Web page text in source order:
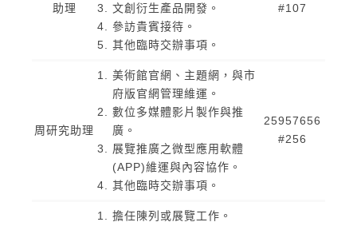
助理
文創衍生產品開發。
參訪貴賓接待。
其他臨時交辦事項。
#107
周研究助理
美術館官網、主題網，與市
府版官網管理維運。
數位多媒體影片製作與推
廣。
展覽推廣之微型應用軟體
(APP)維運與內容協作。
其他臨時交辦事項。
25957656
#256
擔任陳列或展覽工作。